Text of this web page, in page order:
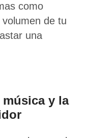
como
de tu
una
y la